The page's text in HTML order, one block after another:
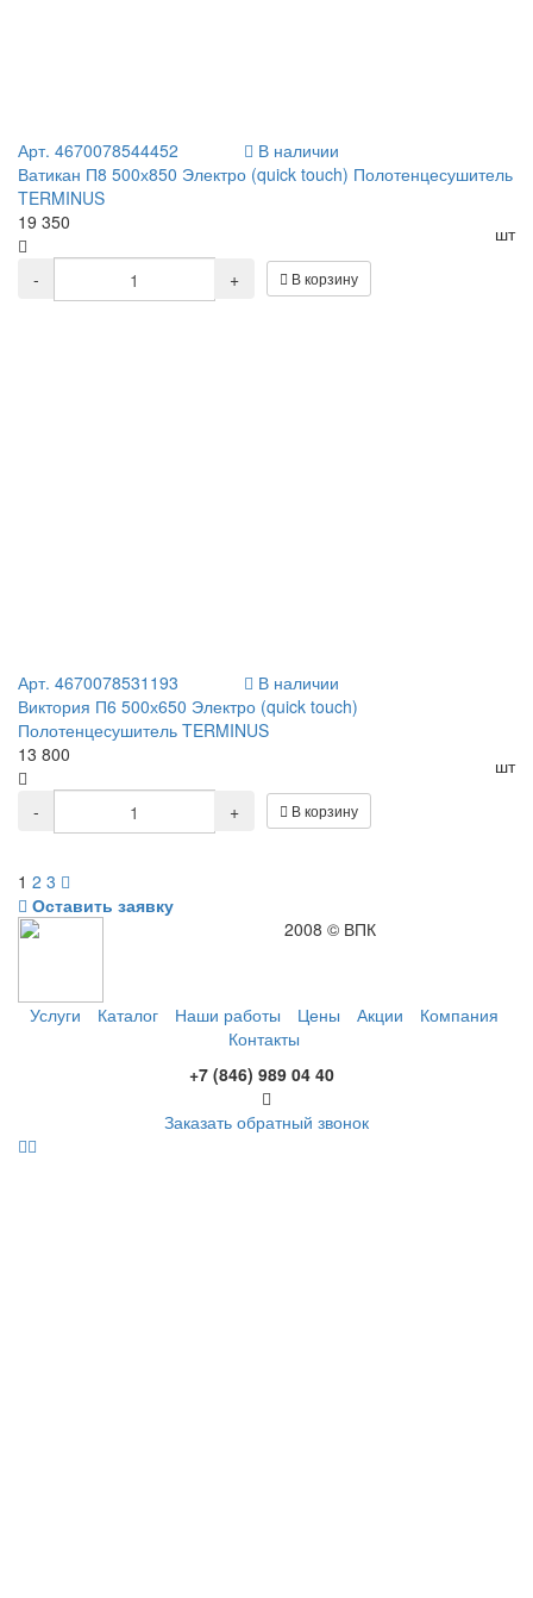
Арт. 4670078544452
В наличии
Ватикан П8 500х850 Электро (quick touch) Полотенцесушитель
TERMINUS
19 350
шт
-
+ В корзину
Арт. 4670078531193
В наличии
Виктория П6 500х650 Электро (quick touch)
Полотенцесушитель TERMINUS
13 800
шт
-
+ В корзину
1 2 3
Оставить заявку
2008 © ВПК
Услуги Каталог Наши работы Цены Акции
Компания
Контакты
+7 (846) 989 04 40
Заказать обратный звонок